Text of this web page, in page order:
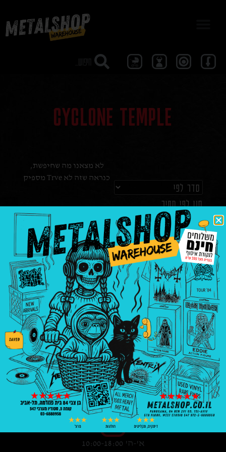
CYCLONE TEMPLE
סנן לפי מחיר
₪
8
—
₪
3008
לא מצאנו מה שחיפשת,
כנראה שזה לא Trve מספיק
בניין פנורמה, בן צבי 84, ת"א קומה 5, סטודיו
547
03-6888958
א'-ה' 10:00-18:00